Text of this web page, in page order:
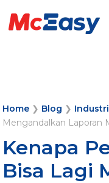
Home ❯ Blog ❯ Industri
Mengandalkan Laporan
Kenapa
Bisa Lagi